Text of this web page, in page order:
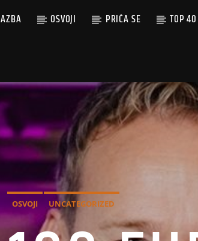
OSVOJI PRIČA SE TOP 40
OSVOJI UNCATEGORIZED